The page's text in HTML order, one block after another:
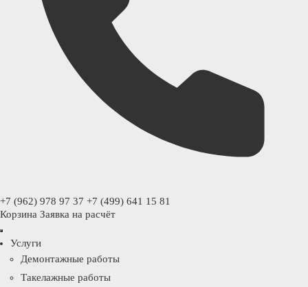
+7 (962) 978 97 37 +7 (499) 641 15 81
Корзина Заявка на расчёт
Услуги
Демонтажные работы
Такелажные работы